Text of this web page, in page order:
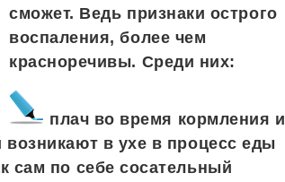
сможет. Ведь признаки острого
воспаления, более чем
красноречивы. Среди них:
плач во время кормления и
в ухе в процесс еды
сам по себе сосательный